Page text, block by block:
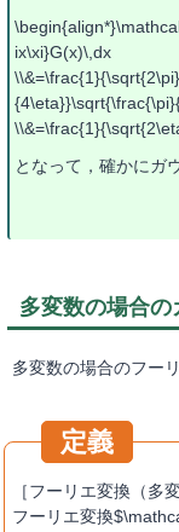
ix\xi}G(x)\,dx
となって，確かにガ
多変数の場合
多変数の場合のフー
［フーリエ変換（多
フーリエ変換